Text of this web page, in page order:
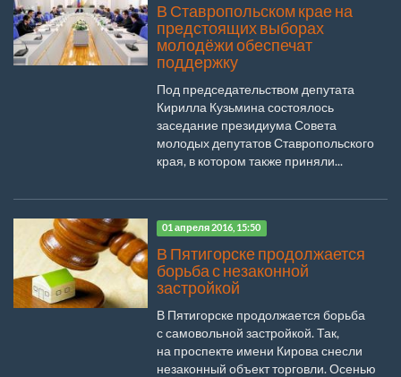
В Ставропольском крае на
предстоящих выборах
молодёжи обеспечат
поддержку
Под председательством депутата
Кирилла Кузьмина состоялось
заседание президиума Совета
молодых депутатов Ставропольского
края, в котором также приняли...
01 апреля 2016, 15:50
В Пятигорске продолжается
борьба с незаконной
застройкой
В Пятигорске продолжается борьба
с самовольной застройкой. Так,
на проспекте имени Кирова снесли
незаконный объект торговли. Осенью